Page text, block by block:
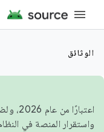
الوثائق
واستقرار المنصة في